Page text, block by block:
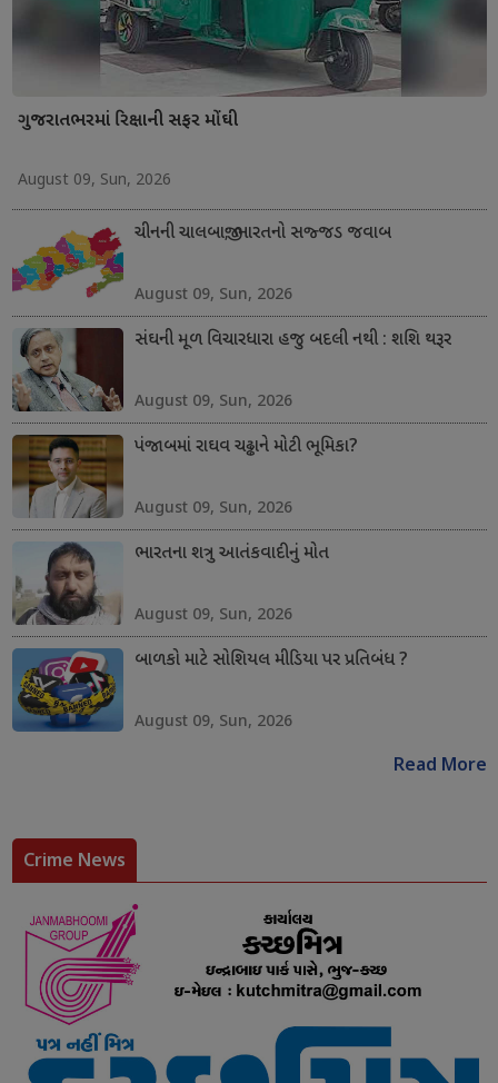
ગુજરાતભરમાં રિક્ષાની સફર મોંઘી
August 09, Sun, 2026
ચીનની ચાલબાજી; ભારતનો સજ્જડ જવાબ
August 09, Sun, 2026
સંઘની મૂળ વિચારધારા હજુ બદલી નથી : શશિ થરૂર
August 09, Sun, 2026
પંજાબમાં રાઘવ ચઢ્ઢાને મોટી ભૂમિકા?
August 09, Sun, 2026
ભારતના શત્રુ આતંકવાદીનું મોત
August 09, Sun, 2026
બાળકો માટે સોશિયલ મીડિયા પર પ્રતિબંધ ?
August 09, Sun, 2026
Read More
Crime News